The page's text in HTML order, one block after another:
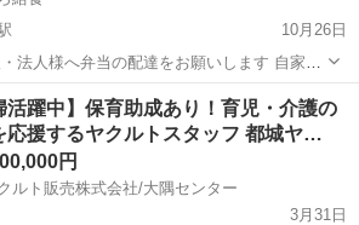
10月26日
人様へ弁当の配達をお願いします 自家用
きます ※自転車やバイクはお使いいただけ
市 串木野駅 デリバリー 給料
活躍中】保育助成あり！育児・介護の
応援するヤクルトスタッフ 都城ヤ…
円
ルト販売株式会社/大隅センター
3月31日